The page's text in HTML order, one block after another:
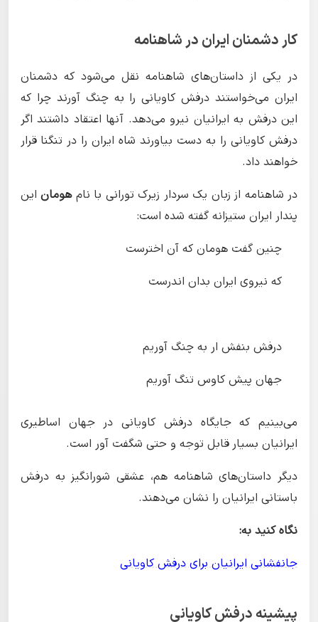
کار دشمنان ایران در شاهنامه
در یکی از داستان‌های شاهنامه نقل می‌شود که دشمنان
ایران می‌خواستند درفش کاویانی را به چنگ آورند چرا که
این درفش به ایرانیان نیرو می‌دهد. آنها اعتقاد داشتند اگر
درفش کاویانی را به دست بیاورند شاه ایران را در تنگنا قرار
خواهند داد.
در شاهنامه از زبان یک سردار زیرک تورانی با نامهوماناین
پندار ایران ستیزانه گفته شده است:
چنین گفت هومان که آن اخترست
که نیروی ایران بدان اندرست
درفش بنفش ار به چنگ آوریم
جهان پیش کاوس تنگ آوریم
می‌بینیم که جایگاه درفش کاویانی در جهان اساطیری
ایرانیان بسیار قابل توجه و حتی شگفت آور است.
دیگر داستان‌های شاهنامه هم، عشقی شورانگیز به درفش
باستانی ایرانیان را نشان می‌دهند.
نگاه کنید به:
جانفشانی ایرانیان برای درفش کاویانی
پیشینه درفش کاویانی